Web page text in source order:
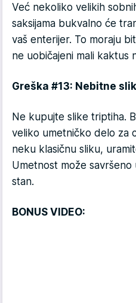
Već nekoliko velikih
saksijama bukvalno će
vaš enterijer. To moraju
ne uobičajeni mali kaktus
Greška #13: Nebitne
Ne kupujte slike triptiha.
veliko umetničko delo za
neku klasičnu sliku,
Umetnost može
stan.
BONUS VIDEO: